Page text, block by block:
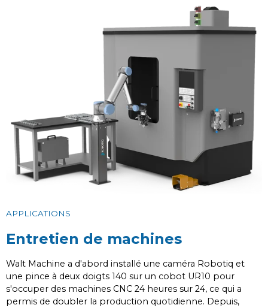
APPLICATIONS
Entretien de machines
Walt Machine a d'abord installé une caméra Robotiq et
une pince à deux doigts 140 sur un cobot UR10 pour
s'occuper des machines CNC 24 heures sur 24, ce qui a
permis de doubler la production quotidienne. Depuis,